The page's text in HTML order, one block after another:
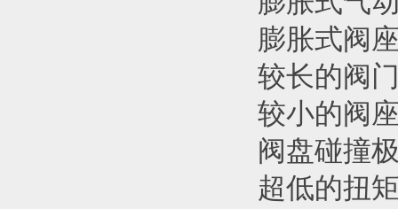
膨胀式阀
较长的阀
较小的阀
阀盘碰撞
超低的扭